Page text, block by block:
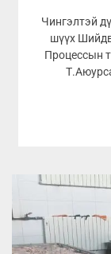
Чингэлтэй
шүүх
Процессын